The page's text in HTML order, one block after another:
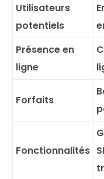
Utilisateurs
potentiels
Présence en
ligne
Forfaits
Fonctionnalités